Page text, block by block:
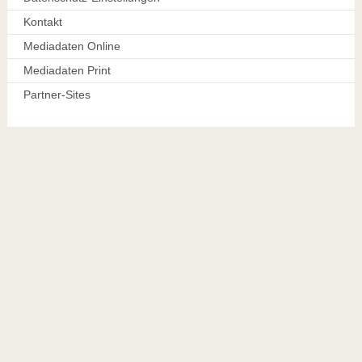
Kontakt
Mediadaten Online
Mediadaten Print
Partner-Sites